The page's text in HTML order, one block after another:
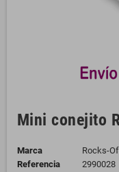
Mini conejito
Marca
Rocks-
Referencia
2990028